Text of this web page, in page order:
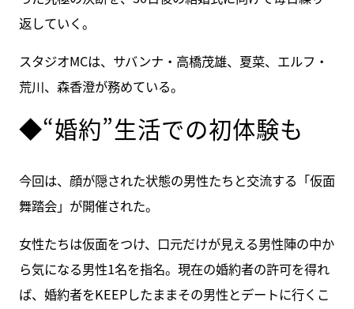
返していく。
スタジオMCは、サバンナ・高橋茂雄、夏菜、エルフ・
荒川、森香澄が務めている。
◆“婚約”生活での初体験も
今回は、顔が隠された状態の男性たちと交流する「仮面
舞踏会」が開催された。
女性たちは仮面をつけ、口元だけが見える男性陣の中か
ら気になる男性1名を指名。現在の婚約者の許可を得れ
ば、婚約者をKEEPしたままその男性とデートに行くこ